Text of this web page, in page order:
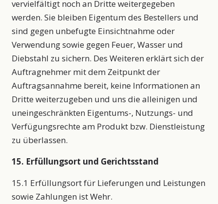
vervielfältigt noch an Dritte weitergegeben
werden. Sie bleiben Eigentum des Bestellers und
sind gegen unbefugte Einsichtnahme oder
Verwendung sowie gegen Feuer, Wasser und
Diebstahl zu sichern. Des Weiteren erklärt sich der
Auftragnehmer mit dem Zeitpunkt der
Auftragsannahme bereit, keine Informationen an
Dritte weiterzugeben und uns die alleinigen und
uneingeschränkten Eigentums-, Nutzungs- und
Verfügungsrechte am Produkt bzw. Dienstleistung
zu überlassen.
15. Erfüllungsort und Gerichtsstand
15.1 Erfüllungsort für Lieferungen und Leistungen
sowie Zahlungen ist Wehr.